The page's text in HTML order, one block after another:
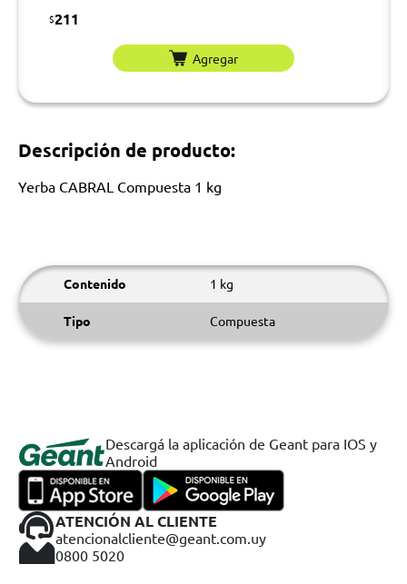
$211
Agregar
Descripción de producto:
Yerba CABRAL Compuesta 1 kg
Contenido 1 kg
Tipo Compuesta
Descargá la aplicación de Geant para IOS y
Android
ATENCIÓN AL CLIENTE
atencionalcliente@geant.com.uy
0800 5020